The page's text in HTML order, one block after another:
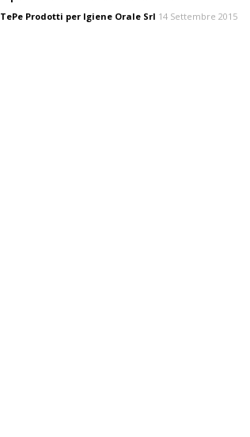
TePe Prodotti per Igiene Orale Srl 14 Settembre 2015